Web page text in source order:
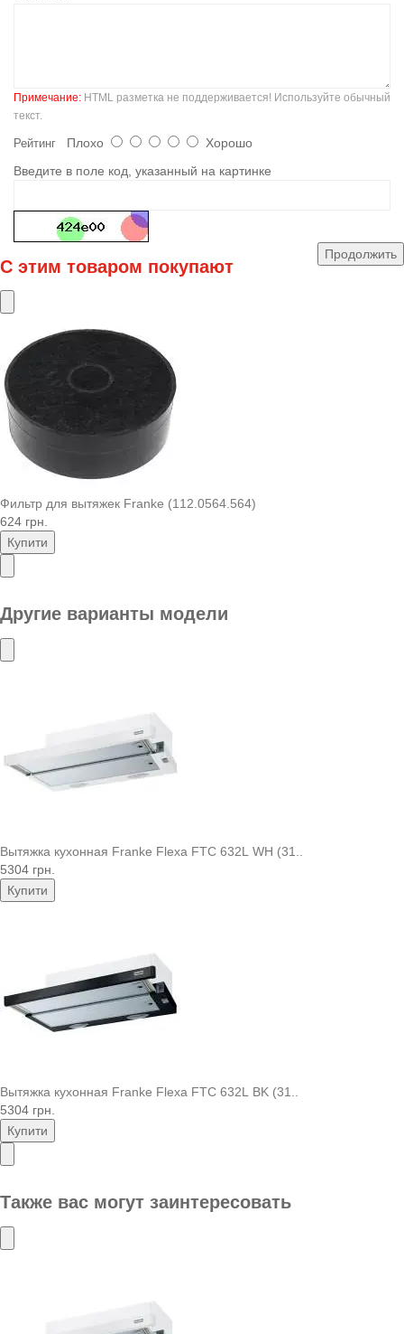
Примечание: HTML разметка не поддерживается! Используйте обычный
текст.
Рейтинг Плохо
Хорошо
Введите в поле код, указанный на картинке
Продолжить
С этим товаром покупают
Фильтр для вытяжек Franke (112.0564.564)
624 грн.
Купити
Другие варианты модели
Вытяжка кухонная Franke Flexa FTC 632L WH (31..
5304 грн.
Купити
Вытяжка кухонная Franke Flexa FTC 632L BK (31..
5304 грн.
Купити
Также вас могут заинтересовать